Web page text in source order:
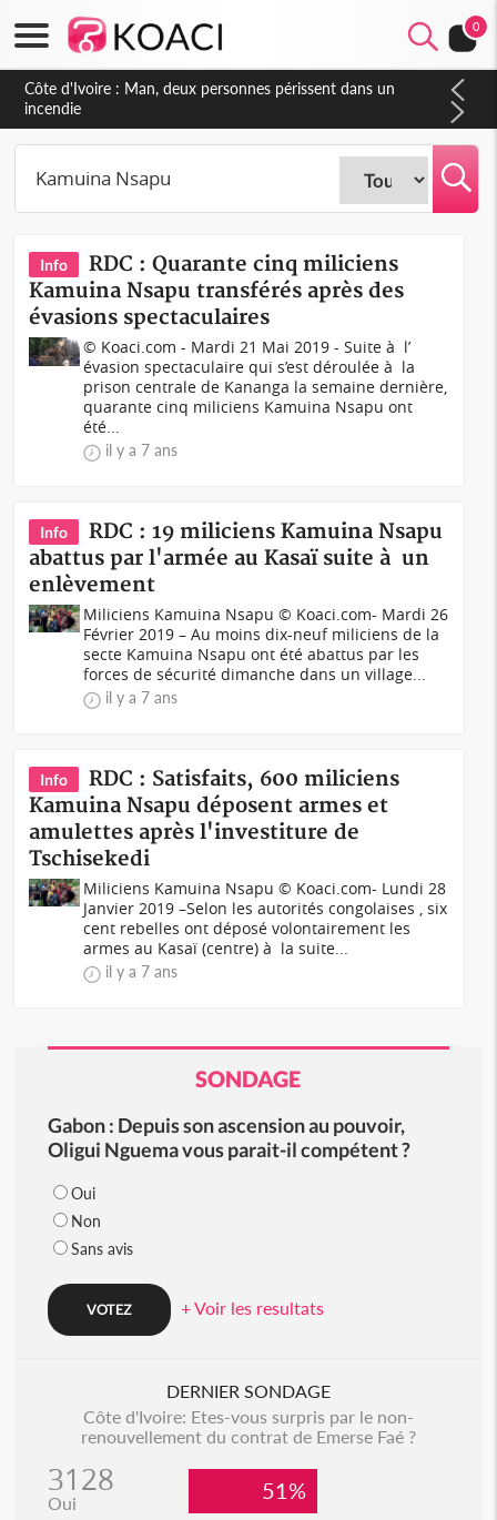
0
Côte d'Ivoire : Man, deux personnes périssent dans un
incendie
Info
RDC : Quarante cinq miliciens
Kamuina Nsapu transférés après des
évasions spectaculaires
© Koaci.com - Mardi 21 Mai 2019 - Suite à l’
évasion spectaculaire qui s’est déroulée à la
prison centrale de Kananga la semaine dernière,
quarante cinq miliciens Kamuina Nsapu ont
été...
il y a 7 ans
Info
RDC : 19 miliciens Kamuina Nsapu
abattus par l'armée au Kasaï suite à un
enlèvement
Miliciens Kamuina Nsapu © Koaci.com- Mardi 26
Février 2019 – Au moins dix-neuf miliciens de la
secte Kamuina Nsapu ont été abattus par les
forces de sécurité dimanche dans un village...
il y a 7 ans
Info
RDC : Satisfaits, 600 miliciens
Kamuina Nsapu déposent armes et
amulettes après l'investiture de
Tschisekedi
Miliciens Kamuina Nsapu © Koaci.com- Lundi 28
Janvier 2019 –Selon les autorités congolaises , six
cent rebelles ont déposé volontairement les
armes au Kasaï (centre) à la suite...
il y a 7 ans
SONDAGE
Gabon : Depuis son ascension au pouvoir,
Oligui Nguema vous parait-il compétent ?
Oui
Non
Sans avis
+ Voir les resultats
DERNIER SONDAGE
Côte d'Ivoire: Etes-vous surpris par le non-
renouvellement du contrat de Emerse Faé ?
3128
Oui 51%